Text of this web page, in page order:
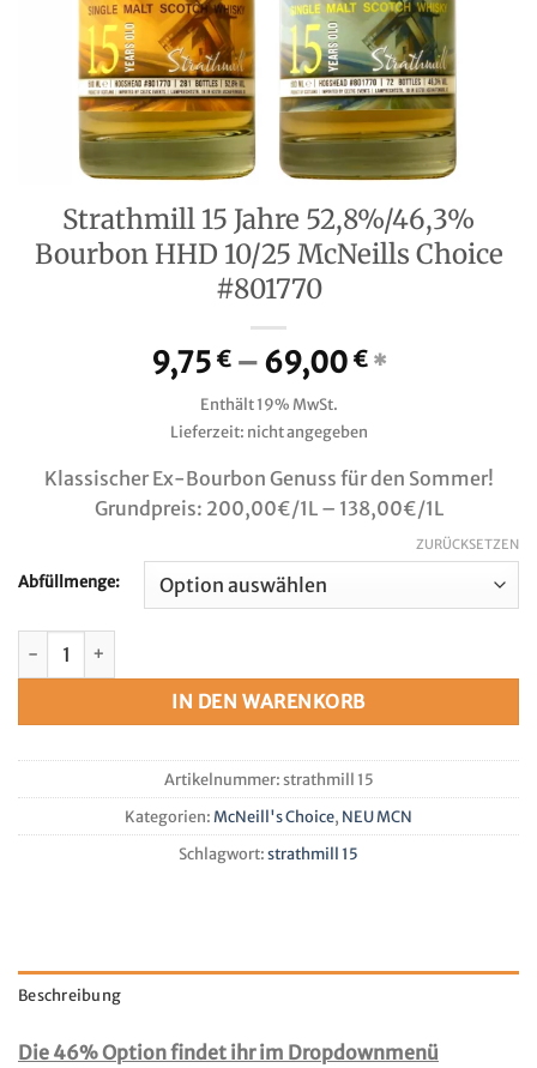
Strathmill 15 Jahre 52,8%/46,3%
Bourbon HHD 10/25 McNeills Choice
#801770
9,75 € –69,00 €
69,00 €
*
Enthält 19% MwSt.
Lieferzeit: nicht angegeben
Klassischer Ex-Bourbon Genuss für den Sommer!
Grundpreis: 200,00€/1L – 138,00€/1L
Abfüllmenge:
ZURÜCKSETZEN
Strathmill 15 Jahre 52,8%/46,3% Bourbon HHD 10/25
IN DEN WARENKORB
Artikelnummer:strathmill 15
Kategorien: McNeill's Choice, NEU MCN
Schlagwort:strathmill 15
Beschreibung
Die 46% Option findet ihr im Dropdownmenü